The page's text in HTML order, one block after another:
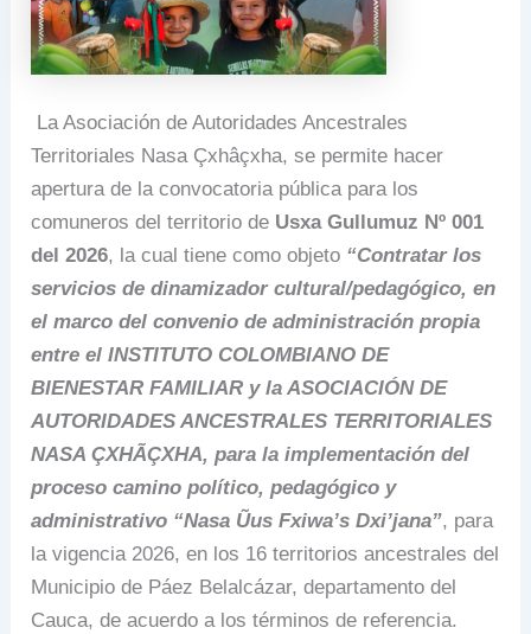
La Asociación de Autoridades Ancestrales
Territoriales Nasa Çxhâçxha, se permite hacer
apertura de la convocatoria pública para los
comuneros del territorio de Usxa Gullumuz Nº 001
del 2026, la cual tiene como objeto “Contratar los
servicios de dinamizador cultural/pedagógico, en
el marco del convenio de administración propia
entre el INSTITUTO COLOMBIANO DE
BIENESTAR FAMILIAR y la ASOCIACIÓN DE
AUTORIDADES ANCESTRALES TERRITORIALES
NASA ÇXHÃÇXHA, para la implementación del
proceso camino político, pedagógico y
administrativo “Nasa Ũus Fxiwa’s Dxi’jana”, para
la vigencia 2026, en los 16 territorios ancestrales del
Municipio de Páez Belalcázar, departamento del
Cauca, de acuerdo a los términos de referencia.